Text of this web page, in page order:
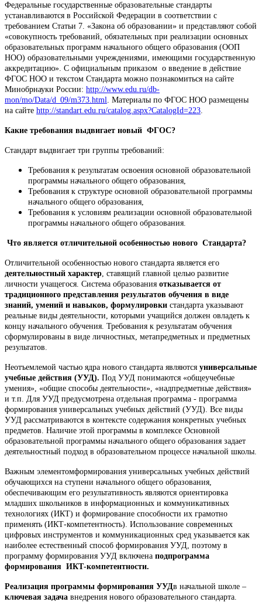
Федеральные государственные образовательные стандарты
устанавливаются в Российской Федерации в соответствии с
требованием Статьи 7. «Закона об образовании» и представляют собой
«совокупность требований, обязательных при реализации основных
образовательных программ начального общего образования (ООП
НОО) образовательными учреждениями, имеющими государственную
аккредитацию». С официальным приказом о введение в действие
ФГОС НОО и текстом Стандарта можно познакомиться на сайте
Минобрнауки России: http://www.edu.ru/db-
mon/mo/Data/d_09/m373.html . Материалы по ФГОС НОО размещены
на сайте http://standart.edu.ru/catalog.aspx?CatalogId=223
Какие требования выдвигает новый ФГОС?
Стандарт выдвигает три группы требований:
Требования к результатам освоения основной образовательной
программы начального общего образования,
Требования к структуре основной образовательной программы
начального общего образования,
Требования к условиям реализации основной образовательной
программы начального общего образования.
Что является отличительной особенностью нового Стандарта?
Отличительной особенностью нового стандарта является его
деятельностный характер , ставящий главной целью развитие
личности учащегося. Система образования отказывается от
традиционного представления результатов обучения в виде
знаний, умений и навыков, формулировки стандарта указывают
реальные виды деятельности, которыми учащийся должен овладеть к
концу начального обучения. Требования к результатам обучения
сформулированы в виде личностных, метапредметных и предметных
результатов.
Неотъемлемой частью ядра нового стандарта являются универсальные
учебные действия (УУД). Под УУД понимаются «общеучебные
умения», «общие способы деятельности», «надпредметные действия»
и т.п. Для УУД предусмотрена отдельная программа - программа
формирования универсальных учебных действий (УУД). Все виды
УУД рассматриваются в контексте содержания конкретных учебных
предметов. Наличие этой программы в комплексе Основной
образовательной программы начального общего образования задает
деятельностный подход в образовательном процессе начальной школы.
Важным элементомформирования универсальных учебных действий
обучающихся на ступени начального общего образования,
обеспечивающим его результативность являются ориентировка
младших школьников в информационных и коммуникативных
технологиях (ИКТ) и формирование способности их грамотно
применять (ИКТ-компетентность). Использование современных
цифровых инструментов и коммуникационных сред указывается как
наиболее естественный способ формирования УУД, поэтому в
программу формирования УУД включена подпрограмма
формирования ИКТ-компетентности.
Реализация программы формирования УУДв начальной школе –
ключевая задача внедрения нового образовательного стандарта.